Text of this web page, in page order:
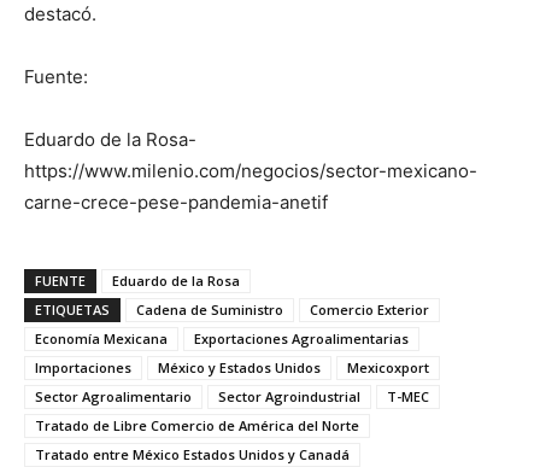
destacó.
Fuente:
Eduardo de la Rosa-
https://www.milenio.com/negocios/sector-mexicano-
carne-crece-pese-pandemia-anetif
FUENTE
Eduardo de la Rosa
ETIQUETAS
Cadena de Suministro
Comercio Exterior
Economía Mexicana
Exportaciones Agroalimentarias
Importaciones
México y Estados Unidos
Mexicoxport
Sector Agroalimentario
Sector Agroindustrial
T-MEC
Tratado de Libre Comercio de América del Norte
Tratado entre México Estados Unidos y Canadá